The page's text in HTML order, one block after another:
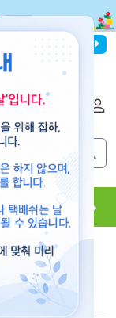
파이디온선교회
콘텐츠
삶 키링